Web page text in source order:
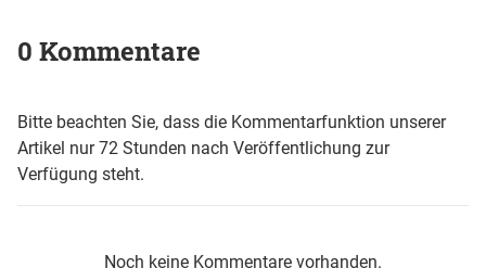
0 Kommentare
Bitte beachten Sie, dass die Kommentarfunktion unserer
Artikel nur 72 Stunden nach Veröffentlichung zur
Verfügung steht.
Noch keine Kommentare vorhanden.